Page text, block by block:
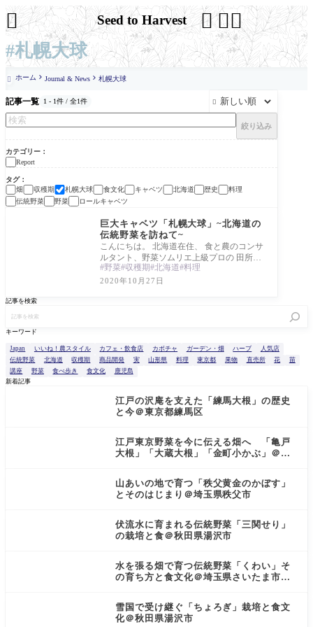
#札幌大球
Seed to Harvest 

 ホーム Journal & News 札幌大球
記事一覧 1 - 1件 / 全1件 
絞り込み
カテゴリー
Report
タグ
畑
収穫期 札幌大球 食文化 キャベツ 北海道 歴史
料理
伝統野菜
野菜 ロールキャベツ
Report
巨大キャベツ「札幌大球」~北海道の
伝統野菜を訪ねて~
こんにちは。 北海道在住、 食と農のコンサ
ルタント、野菜ソムリエ上級プロの 田所か
おりです。 今日は、北海道の伝統野菜の一
つ
野菜 収穫期 北海道 料理
2020年10月27日
記事を検索
キーワード
Japan いいね！農スタイル カフェ・飲食店 カボチャ ガーデン・畑 ハーブ
人気店
伝統野菜
北海道 収穫期 商品開発 実 山形県 料理 東京都 果物 直売所 花
苗
講座
野菜 食べ歩き 食文化
鹿児島
新着記事
江戸の沢庵を支えた「練馬大根」の歴史
と今＠東京都練馬区
江戸東京野菜を今に伝える畑へ 「亀戸
大根」「大蔵大根」「金町小かぶ」＠東
山あいの地で育つ「秩父黄金のかぼす」
とそのはじまり＠埼玉県秩父市
伏流水に育まれる伝統野菜「三関せり」
の栽培と食＠秋田県湯沢市
水を張る畑で育つ伝統野菜「くわい」そ
の育ち方と食文化＠埼玉県さいたま市見
雪国で受け継ぐ「ちょろぎ」栽培と食文
化＠秋田県湯沢市